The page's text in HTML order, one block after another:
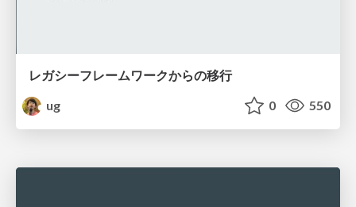
レガシーフレームワークからの移行
ug
0 550